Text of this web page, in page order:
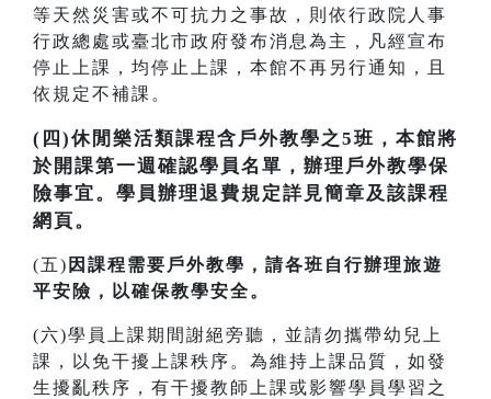
等天然災害或不可抗力之事故，則依行政院人事
行政總處或臺北市政府發布消息為主，凡經宣布
停止上課，均停止上課，本館不再另行通知，且
依規定不補課。
(四)休閒樂活類課程含戶外教學之5班，本館將
於開課第一週確認學員名單，辦理戶外教學保
險事宜。學員辦理退費規定詳見簡章及該課程
網頁。
(五) 因課程需要戶外教學，請各班自行辦理旅遊
平安險，以確保教學安全。
(六)學員上課期間謝絕旁聽，並請勿攜帶幼兒上
課，以免干擾上課秩序。為維持上課品質，如發
生擾亂秩序，有干擾教師上課或影響學員學習之